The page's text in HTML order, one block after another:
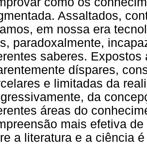
Assaltados,
em nossa era
paradoxalmente,
saberes.
díspares,
e limitadas da
da
áreas do
mais efetiva
a literatura e a ciência